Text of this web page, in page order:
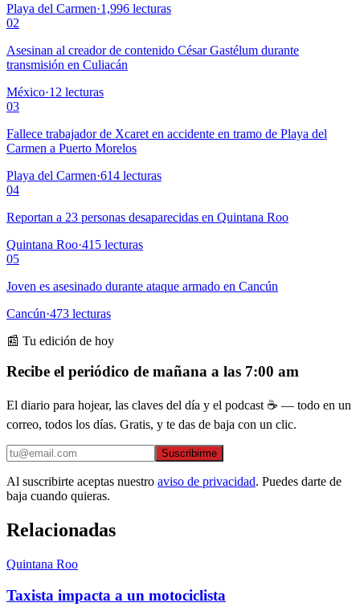
Playa del Carmen·1,996 lecturas
02
Asesinan al creador de contenido César Gastélum durante
transmisión en Culiacán
México·12 lecturas
03
Fallece trabajador de Xcaret en accidente en tramo de Playa del
Carmen a Puerto Morelos
Playa del Carmen·614 lecturas
04
Reportan a 23 personas desaparecidas en Quintana Roo
Quintana Roo·415 lecturas
05
Joven es asesinado durante ataque armado en Cancún
Cancún·473 lecturas
📰 Tu edición de hoy
Recibe el periódico de mañana a las 7:00 am
El diario para hojear, las claves del día y el podcast ☕ — todo en un
correo, todos los días. Gratis, y te das de baja con un clic.
Suscribirme
Al suscribirte aceptas nuestro aviso de privacidad. Puedes darte de
baja cuando quieras.
Relacionadas
Quintana Roo
Taxista impacta a un motociclista